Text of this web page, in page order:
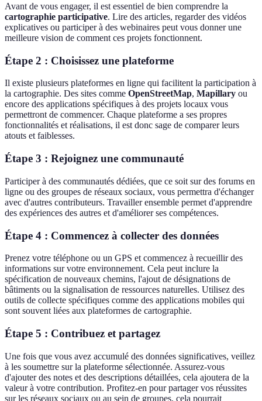
Avant de vous engager, il est essentiel de bien comprendre la
cartographie participative. Lire des articles, regarder des vidéos
explicatives ou participer à des webinaires peut vous donner une
meilleure vision de comment ces projets fonctionnent.
Étape 2 : Choisissez une plateforme
Il existe plusieurs plateformes en ligne qui facilitent la participation à
la cartographie. Des sites comme OpenStreetMap, Mapillary ou
encore des applications spécifiques à des projets locaux vous
permettront de commencer. Chaque plateforme a ses propres
fonctionnalités et réalisations, il est donc sage de comparer leurs
atouts et faiblesses.
Étape 3 : Rejoignez une communauté
Participer à des communautés dédiées, que ce soit sur des forums en
ligne ou des groupes de réseaux sociaux, vous permettra d'échanger
avec d'autres contributeurs. Travailler ensemble permet d'apprendre
des expériences des autres et d'améliorer ses compétences.
Étape 4 : Commencez à collecter des données
Prenez votre téléphone ou un GPS et commencez à recueillir des
informations sur votre environnement. Cela peut inclure la
spécification de nouveaux chemins, l'ajout de désignations de
bâtiments ou la signalisation de ressources naturelles. Utilisez des
outils de collecte spécifiques comme des applications mobiles qui
sont souvent liées aux plateformes de cartographie.
Étape 5 : Contribuez et partagez
Une fois que vous avez accumulé des données significatives, veillez
à les soumettre sur la plateforme sélectionnée. Assurez-vous
d'ajouter des notes et des descriptions détaillées, cela ajoutera de la
valeur à votre contribution. Profitez-en pour partager vos réussites
sur les réseaux sociaux ou au sein de groupes, cela pourrait